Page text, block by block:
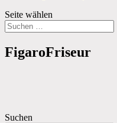
Seite wählen
FigaroFriseur
Suchen